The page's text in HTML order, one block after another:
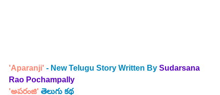
'Aparanji' - New Telugu Story Written By Sudarsana
Rao Pochampally
'అపరంజి' తెలుగు కథ